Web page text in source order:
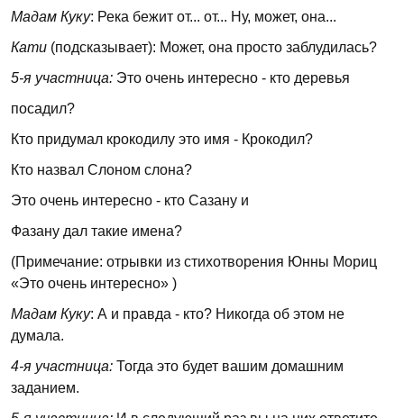
Мадам Куку: Река бежит от... от... Ну, может, она...
Кати (подсказывает): Может, она просто заблудилась?
5-я участница: Это очень интересно - кто деревья
посадил?
Кто придумал крокодилу это имя - Крокодил?
Кто назвал Слоном слона?
Это очень интересно - кто Сазану и
Фазану дал такие имена?
(Примечание: отрывки из стихотворения Юнны Мориц
«Это очень интересно» )
Мадам Куку: А и правда - кто? Никогда об этом не
думала.
4-я участница: Тогда это будет вашим домашним
заданием.